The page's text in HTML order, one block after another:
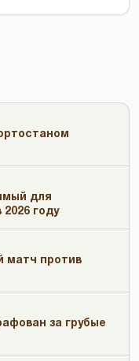
для
году
матч против
за грубые